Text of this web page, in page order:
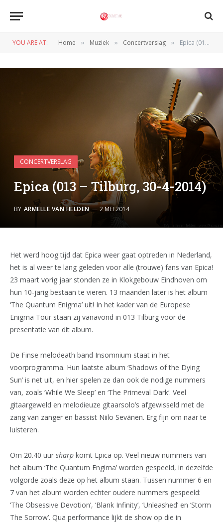
YOU ARE AT: Home » Muziek » Concertverslag » Epica (013 – Tilburg, 30-4-2014)
CONCERTVERSLAG
Epica (013 – Tilburg, 30-4-2014)
BY ARMELLE VAN HELDEN 2 MEI 2014
Het werd hoog tijd dat Epica weer gaat optreden in Nederland,
het is al weer te lang geleden voor alle (trouwe) fans van Epica!
23 maart vorig jaar stonden ze in Klokgebouw Eindhoven om
hun 10-jarig bestaan te vieren. 13 maanden later is het album
‘The Quantum Enigma’ uit! In het kader van de Europese
Enigma Tour staan zij vanavond in 013 Tilburg voor de
presentatie van dit album.
De Finse melodeath band Insomnium staat in het
voorprogramma. Hun laatste album ‘Shadows of the Dying
Sun’ is net uit, en hier spelen ze dan ook de nodige nummers
van, zoals ‘While We Sleep’ en ‘The Primeval Dark‘. Veel
gitaargeweld en melodieuze gitaarsolo’s afgewisseld met de
zang van zanger en bassist Niilo Sevänen. Erg fijn om naar te
luisteren.
Om 20.40 uur sharp komt Epica op. Veel nieuw nummers van
het album ‘The Quantum Engima’ worden gespeeld, in dezelfde
volgorde zoals deze op het album staan. Tussen nummer 6 en
7 van het album worden echter oudere nummers gespeeld:
‘The Obsessive Devotion’, ‘Blank Infinity’, ‘Unleashed’ en ‘Storm
The Sorrow’. Qua performance lijkt de show op die in